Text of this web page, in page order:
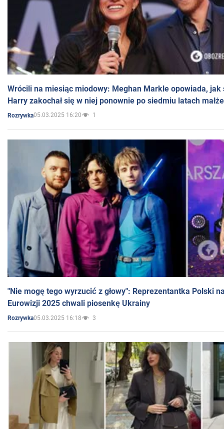
Wrócili na miesiąc miodowy: Meghan Markle opowiada, jak
Harry zakochał się w niej ponownie po siedmiu latach
Rozrywka05.03.2025 16:20 1
"Nie mogę tego wyrzucić z głowy": Reprezentantka Polski
Eurowizji 2025 chwali piosenkę Ukrainy
Rozrywka05.03.2025 16:18 3